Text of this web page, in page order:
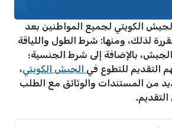
الكويتي لجميع المواطنين بعد
لذلك، ومنها: شرط الطول واللياقة
بالإضافة إلى شرط الجنسية؛
التقديم للتطوع في الجيش الكويتي،
من المستندات والوثائق مع الطلب